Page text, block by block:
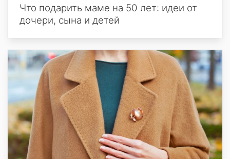
Что подарить маме на 50 лет: идеи от
дочери, сына и детей